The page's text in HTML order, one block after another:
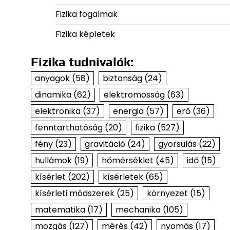
Fizika fogalmak
Fizika képletek
Fizika tudnivalók:
anyagok(58) biztonság(24)
dinamika(62) elektromosság(63)
elektronika(37) energia(57) erő(36)
fenntarthatóság(20) fizika(527)
fény(23) gravitáció(24) gyorsulás(22)
hullámok(19) hőmérséklet (45) idő(15)
kísérlet (202) kísérletek(65)
kísérleti módszerek(25) környezet (15)
matematika(17) mechanika(105)
mozgás(127) mérés(42) nyomás(17)